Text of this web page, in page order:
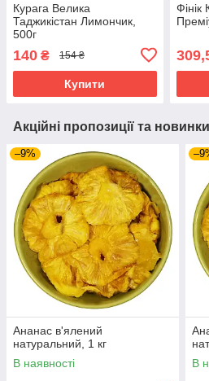
Курага Велика
Таджикістан Лимончик,
500г
140 ₴ 154 ₴
Купити
Фінік
Акційні пропозиції та новинки
–9%
Ананас в'ялений
натуральний, 1 кг
В наявності
В